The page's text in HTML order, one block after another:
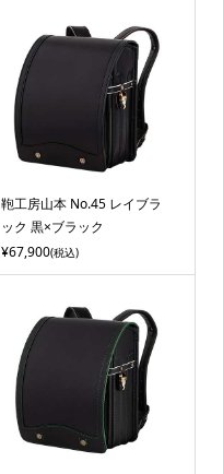
鞄工房山本 No.45 レイブラ
ック 黒×ブラック
¥67,900(税込)